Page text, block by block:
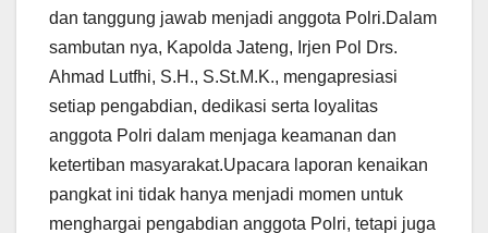
dan tanggung jawab menjadi anggota Polri.Dalam
sambutan nya, Kapolda Jateng, Irjen Pol Drs.
Ahmad Lutfhi, S.H., S.St.M.K., mengapresiasi
setiap pengabdian, dedikasi serta loyalitas
anggota Polri dalam menjaga keamanan dan
ketertiban masyarakat.Upacara laporan kenaikan
pangkat ini tidak hanya menjadi momen untuk
menghargai pengabdian anggota Polri, tetapi juga